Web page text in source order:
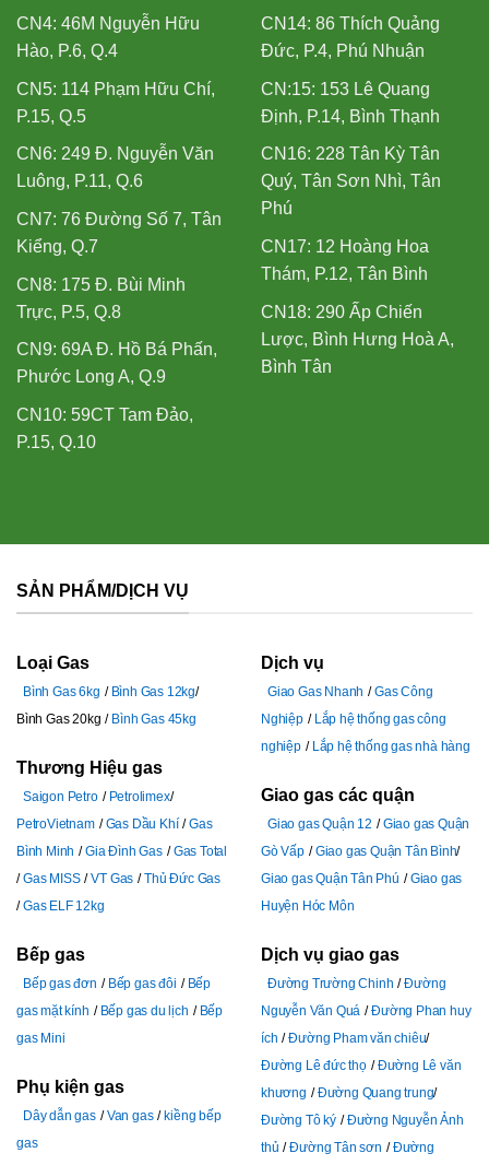
CN4: 46M Nguyễn Hữu
Hào, P.6, Q.4
CN5: 114 Phạm Hữu Chí,
P.15, Q.5
CN6: 249 Đ. Nguyễn Văn
Luông, P.11, Q.6
CN7: 76 Đường Số 7, Tân
Kiểng, Q.7
CN8: 175 Đ. Bùi Minh
Trực, P.5, Q.8
CN9: 69A Đ. Hồ Bá Phấn,
Phước Long A, Q.9
CN10: 59CT Tam Đảo,
P.15, Q.10
CN14: 86 Thích Quảng
Đức, P.4, Phú Nhuận
CN:15: 153 Lê Quang
Định, P.14, Bình Thạnh
CN16: 228 Tân Kỳ Tân
Quý, Tân Sơn Nhì, Tân
Phú
CN17: 12 Hoàng Hoa
Thám, P.12, Tân Bình
CN18: 290 Ấp Chiến
Lược, Bình Hưng Hoà A,
Bình Tân
SẢN PHẨM/DỊCH VỤ
Loại Gas
Bình Gas 6kg
Bình Gas 12kg
Bình Gas 20kg
Bình Gas 45kg
Thương Hiệu gas
Saigon Petro
Petrolimex
PetroVietnam
Gas Dầu Khí
Gas
Bình Minh
Gia Đình Gas
Gas Total
Gas MISS
VT Gas
Thủ Đức Gas
Gas ELF 12kg
Bếp gas
Bếp gas đơn Bếp gas đôi
Bếp
gas mặt kính
Bếp gas du lịch
Bếp
gas Mini
Phụ kiện gas
Dây dẫn gas Van gas
kiềng bếp
gas
Dịch vụ
Giao Gas Nhanh
Gas Công
Nghiệp
Lắp hệ thống gas công
nghiệp
Lắp hệ thống gas nhà hàng
Giao gas các quận
Giao gas Quận 12
Giao gas Quận
Gò Vấp
Giao gas Quận Tân Bình
Giao gas Quận Tân Phú
Giao gas
Huyện Hóc Môn
Dịch vụ giao gas
Đường Trường Chinh
Đường
Nguyễn Văn Quá
Đường Phan huy
ích
Đường Pham văn chiêu
Đường Lê đức thọ
Đường Lê văn
khương
Đường Quang trung
Đường Tô ký
Đường Nguyễn Ảnh
thủ
Đường Tân sơn
Đường